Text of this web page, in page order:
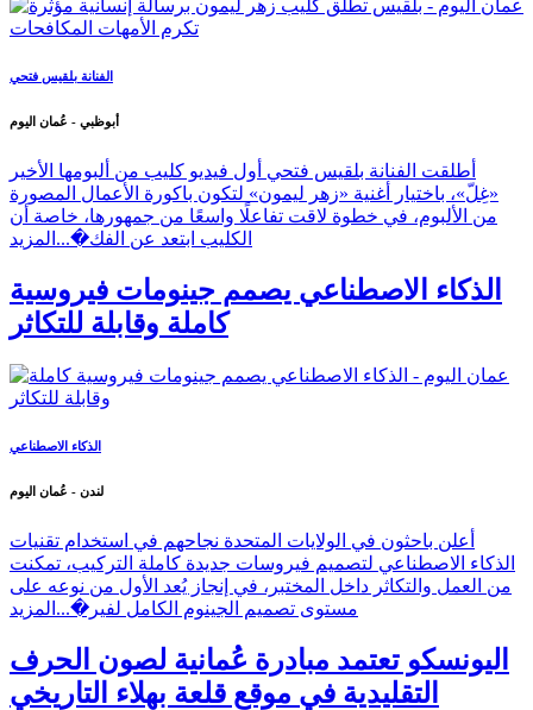
الفنانة بلقيس فتحي
أبوظبي - عُمان اليوم
أطلقت الفنانة بلقيس فتحي أول فيديو كليب من ألبومها الأخير
«غِلّ»، باختيار أغنية «زهر ليمون» لتكون باكورة الأعمال المصورة
من الألبوم، في خطوة لاقت تفاعلًا واسعًا من جمهورها، خاصة أن
الكليب ابتعد عن الفك�... المزيد
الذكاء الاصطناعي يصمم جينومات فيروسية
كاملة وقابلة للتكاثر
الذكاء الاصطناعي
لندن - عُمان اليوم
أعلن باحثون في الولايات المتحدة نجاحهم في استخدام تقنيات
الذكاء الاصطناعي لتصميم فيروسات جديدة كاملة التركيب، تمكنت
من العمل والتكاثر داخل المختبر، في إنجاز يُعد الأول من نوعه على
مستوى تصميم الجينوم الكامل لفير�... المزيد
اليونسكو تعتمد مبادرة عُمانية لصون الحرف
التقليدية في موقع قلعة بهلاء التاريخي